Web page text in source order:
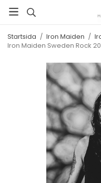
Startsida / Iron Maiden /
Iron Maiden Sweden Rock